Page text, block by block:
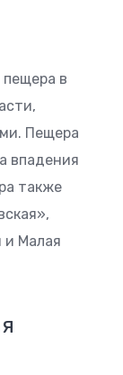
в
Пещера
впадения
также
и Малая